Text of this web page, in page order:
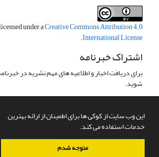
این وب سایت از کوکی ها برای اطمینان از ارائه بهترین
خدمات استفاده می کند.
متوجه شدم
under aCreative Commons Attribution 4.0
International License
.
اشتراک خبرنامه
برای دریافت اخبار و اطلاعیه های مهم نشریه در
شوید.